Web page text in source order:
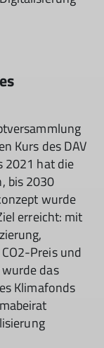
Kurs des DAV
2021 hat die
bis 2030
wurde
erreicht: mit
Preis und
das
Klimafonds